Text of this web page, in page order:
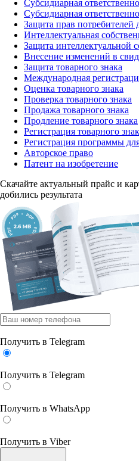
Субсидиарная
Субсидиарная
Защита прав потребителей
Интеллектуальная
Защита интеллектуальной
Внесение изменений в
Защита товарного знака
Международная
Оценка товарного знака
Проверка товарного знака
Продажа товарного знака
Продление товарного знака
Регистрация товарного
Регистрация программы
Авторское право
Патент на изобретение
Скачайте актуальный прайс и
добились результата
Получить в Telegram
Получить в Telegram
Получить в WhatsApp
Получить в Viber